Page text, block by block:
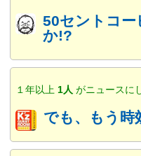
50セントコー
か!?
１年以上 1人 がニュースに
でも、もう時